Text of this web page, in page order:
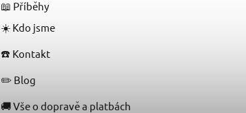
📖 Příběhy
☀️ Kdo jsme
☎️ Kontakt
✏️ Blog
🚚 Vše o dopravě a platbách